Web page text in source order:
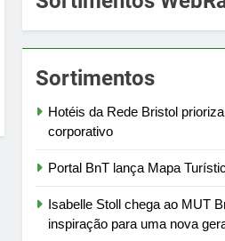
Sortimentos
Hotéis da Rede Bristol
corporativo
Portal BnT lança Mapa
Isabelle Stoll chega ao MUT
inspiração para uma nova